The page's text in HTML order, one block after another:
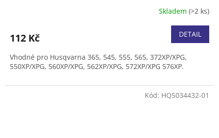
Skladem (>2 ks)
112 Kč DETAIL
Vhodné pro Husqvarna 365, 545, 555, 565, 372XP/XPG,
550XP/XPG, 560XP/XPG, 562XP/XPG, 572XP/XPG 576XP.
Kód: HQ5034432-01